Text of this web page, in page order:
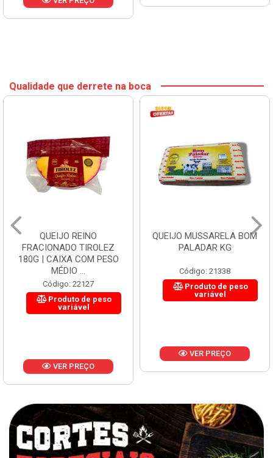
Qualidade que derrete na boca
QUEIJO REINO
FRACIONADO TIROLEZ
180G | CAIXA COM PESO
MÉDIO ...
Código: 22127
Produto de peso
variável
VER PREÇO
QUEIJO MUSSARELA BOM
PALADAR KG
Código: 21338
Produto de peso
variável
VER PREÇO